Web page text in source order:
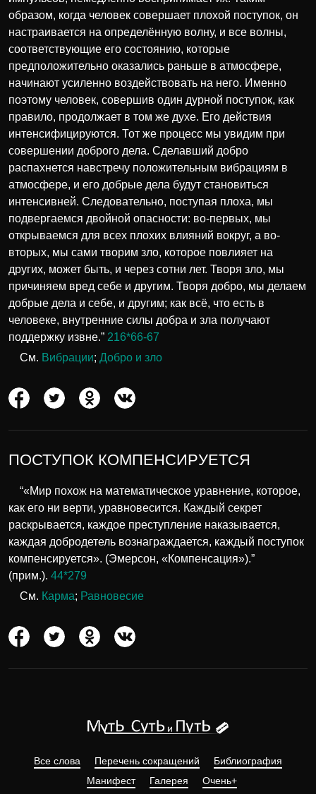
образом, когда человек совершает плохой поступок, он
настраивается на определённую волну, и все волны,
соответствующие его состоянию, которые
предположительно оказались раньше в атмосфере,
начинают усиленно воздействовать на него. Именно
поэтому человек, совершив один дурной поступок, как
правило, продолжает в том же духе. Его действия
интенсифицируются. Тот же процесс мы увидим при
совершении доброго дела. Сделавший добро
распахнется навстречу положительным вибрациям в
атмосфере, и его добрые дела будут становиться
интенсивней. Следовательно, поступая плоха, мы
подвергаемся двойной опасности: во-первых, мы
открываемся для всех плохих влияний вокруг, а во-
вторых, мы сами творим зло, которое повлияет на
других, может быть, и через сотни лет. Творя зло, мы
причиняем вред себе и другим. Творя добро, мы делаем
добрые дела и себе, и другим; как всё, что есть в
человеке, внутренние силы добра и зла получают
поддержку извне.” 216*66-67
См. Вибрации; Добро и зло
ПОСТУПОК КОМПЕНСИРУЕТСЯ
“«Мир похож на математическое уравнение, которое,
как его ни верти, уравновесится. Каждый секрет
раскрывается, каждое преступление наказывается,
каждая добродетель вознаграждается, каждый поступок
компенсируется». (Эмерсон, «Компенсация»).”
(прим.). 44*279
См. Карма; Равновесие
Все слова Перечень сокращений
Библиография
Манифест
Галерея Очень+